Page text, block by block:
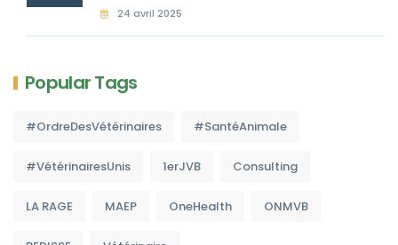
24 avril 2025
Popular Tags
#OrdreDesVétérinaires #SantéAnimale
#VétérinairesUnis 1erJVB Consulting
LA RAGE MAEP OneHealth ONMVB